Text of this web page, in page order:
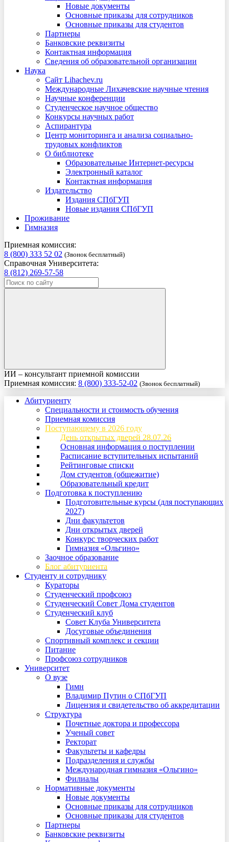
Новые документы
Основные приказы для сотрудников
Основные приказы для студентов
Партнеры
Банковские реквизиты
Контактная информация
Сведения об образовательной организации
Наука
Сайт Lihachev.ru
Международные Лихачевские научные чтения
Научные конференции
Студенческое научное общество
Конкурсы научных работ
Аспирантура
Центр мониторинга и анализа социально-
трудовых конфликтов
О библиотеке
Образовательные Интернет-ресурсы
Электронный каталог
Контактная информация
Издательство
Издания СПбГУП
Новые издания СПбГУП
Проживание
Гимназия
Приемная комиссия:
8 (800) 333 52 02 (Звонок бесплатный)
Справочная Университета:
8 (812) 269-57-58
ИИ – консультант приемной комиссии
Приемная комиссия: 8 (800) 333-52-02 (Звонок бесплатный)
Абитуриенту
Специальности и стоимость обучения
Приемная комиссия
Поступающему в 2026 году
День открытых дверей 28.07.26
Основная информация о поступлении
Расписание вступительных испытаний
Рейтинговые списки
Дом студентов (общежитие)
Образовательный кредит
Подготовка к поступлению
Подготовительные курсы (для поступающих
2027)
Дни факультетов
Дни открытых дверей
Конкурс творческих работ
Гимназия «Ольгино»
Заочное образование
Блог абитуриента
Студенту и сотруднику
Кураторы
Студенческий профсоюз
Студенческий Совет Дома студентов
Студенческий клуб
Совет Клуба Университета
Досуговые объединения
Спортивный комплекс и секции
Питание
Профсоюз сотрудников
Университет
О вузе
Гимн
Владимир Путин о СПбГУП
Лицензия и свидетельство об аккредитации
Структура
Почетные доктора и профессора
Ученый совет
Ректорат
Факультеты и кафедры
Подразделения и службы
Международная гимназия «Ольгино»
Филиалы
Нормативные документы
Новые документы
Основные приказы для сотрудников
Основные приказы для студентов
Партнеры
Банковские реквизиты